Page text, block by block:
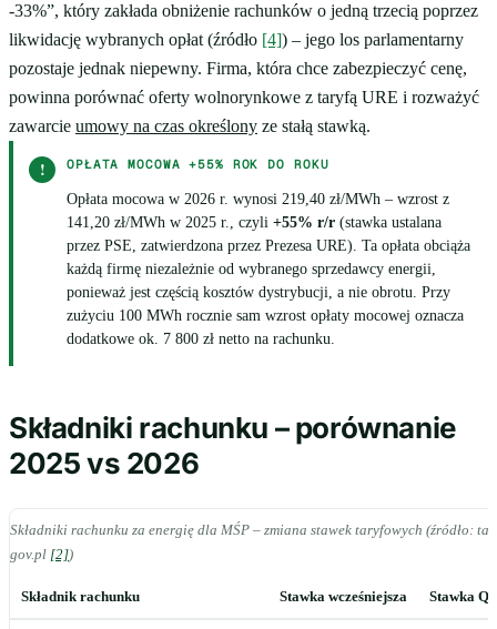
-33%”, który zakłada obniżenie rachunków o jedną trzecią poprzez
likwidację wybranych opłat (źródło [4]) – jego los parlamentarny
pozostaje jednak niepewny. Firma, która chce zabezpieczyć cenę,
powinna porównać oferty wolnorynkowe z taryfą URE i rozważyć
zawarcie umowy na czas określony ze stałą stawką.
! OPŁATA MOCOWA +55% ROK DO ROKU
Opłata mocowa w 2026 r. wynosi 219,40 zł/MWh – wzrost z
141,20 zł/MWh w 2025 r., czyli +55% r/r (stawka ustalana
przez PSE, zatwierdzona przez Prezesa URE). Ta opłata obciąża
każdą firmę niezależnie od wybranego sprzedawcy energii,
ponieważ jest częścią kosztów dystrybucji, a nie obrotu. Przy
zużyciu 100 MWh rocznie sam wzrost opłaty mocowej oznacza
dodatkowe ok. 7 800 zł netto na rachunku.
Składniki rachunku – porównanie
2025 vs 2026
Składniki rachunku za energię dla MŚP – zmiana stawek taryfowych (źródło:
gov.pl [2])
Składnik rachunku Stawka wcześniejsza Stawka